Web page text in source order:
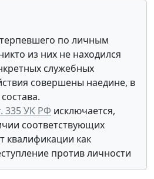
по личным
из них не находился
служебных
совершены наедине, в
335 УК РФ исключается,
соответствующих
квалификации как
против личности